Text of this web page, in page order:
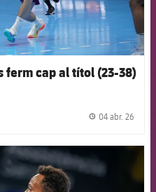
ferm cap al títol (23-38)
04 abr. 26
FCB Barcelona badge